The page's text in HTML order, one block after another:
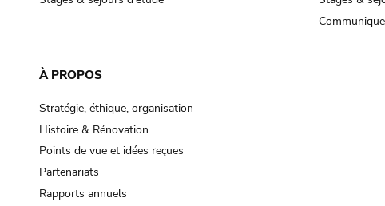
À PROPOS
Stratégie, éthique, organisation
Histoire & Rénovation
Points de vue et idées reçues
Partenariats
Rapports annuels